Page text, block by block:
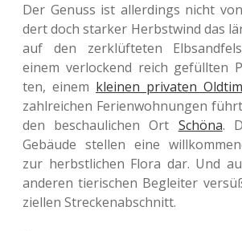
Der Genuss ist aller­dings nicht
dert doch star­ker Herbst­wind das
auf den zer­klüf­te­ten
einem ver­lo­ckend reich gefüll­ten
ten, einem klei­nen pri­va­ten
zahl­rei­chen Feri­en­woh­nun­gen
den beschau­li­chen Ort Schöna.
Gebäu­de stel­len eine
zur herbst­li­chen Flora dar. Und
ande­ren tie­ri­schen Beglei­ter
zi­el­len Streckenabschnitt.